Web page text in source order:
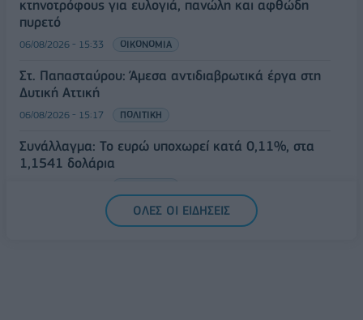
κτηνοτρόφους για ευλογιά, πανώλη και αφθώδη
πυρετό
06/08/2026 - 15:33 ΟΙΚΟΝΟΜΙΑ
Στ. Παπασταύρου: Άμεσα αντιδιαβρωτικά έργα στη
Δυτική Αττική
06/08/2026 - 15:17 ΠΟΛΙΤΙΚΗ
Συνάλλαγμα: Το ευρώ υποχωρεί κατά 0,11%, στα
1,1541 δολάρια
ΟΛΕΣ ΟΙ ΕΙΔΗΣΕΙΣ